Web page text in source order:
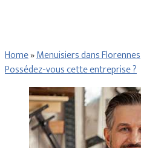
Home»Menuisiers dans Florennes
Possédez-vous cette entreprise ?